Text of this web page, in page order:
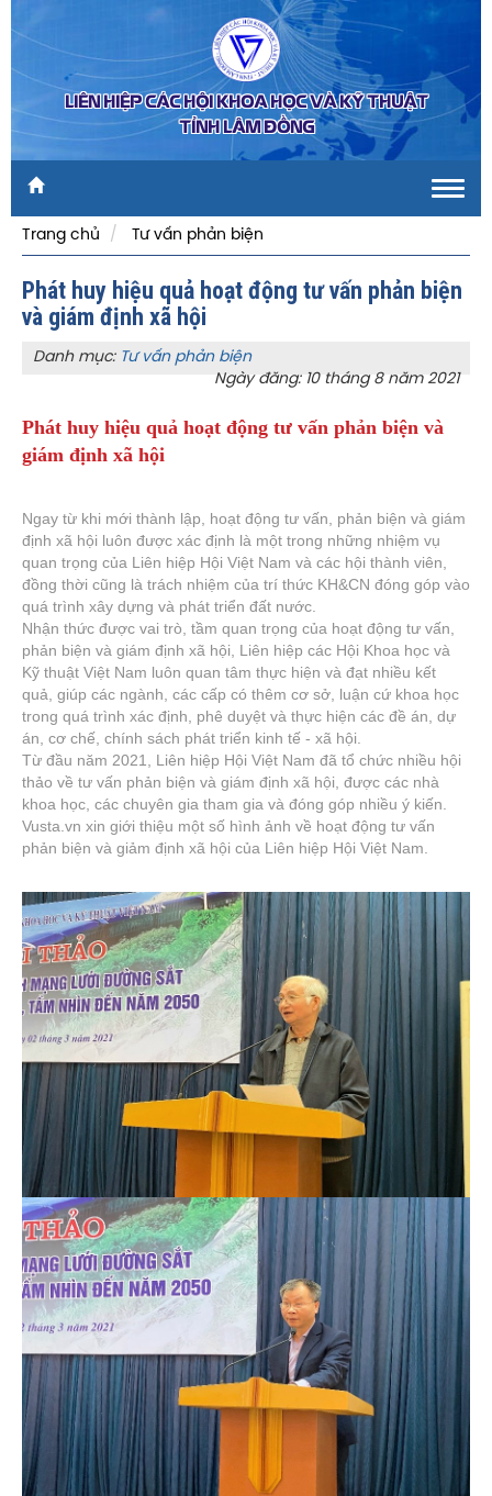
LIÊN HIỆP CÁC HỘI KHOA HỌC VÀ KỸ THUẬT
TỈNH LÂM ĐỒNG
Trang chủ
Tư vấn phản biện
Phát huy hiệu quả hoạt động tư vấn phản biện
và giám định xã hội
Danh mục: Tư vấn phản biện
Ngày đăng: 10 tháng 8 năm 2021
Phát huy hiệu quả hoạt động tư vấn phản biện và
giám định xã hội
Ngay từ khi mới thành lập, hoạt động tư vấn, phản biện và giám
định xã hội luôn được xác định là một trong những nhiệm vụ
quan trọng của Liên hiệp Hội Việt Nam và các hội thành viên,
đồng thời cũng là trách nhiệm của trí thức KH&CN đóng góp vào
quá trình xây dựng và phát triển đất nước.
Nhận thức được vai trò, tầm quan trọng của hoạt động tư vấn,
phản biện và giám định xã hội, Liên hiệp các Hội Khoa học và
Kỹ thuật Việt Nam luôn quan tâm thực hiện và đạt nhiều kết
quả, giúp các ngành, các cấp có thêm cơ sở, luận cứ khoa học
trong quá trình xác định, phê duyệt và thực hiện các đề án, dự
án, cơ chế, chính sách phát triển kinh tế - xã hội.
Từ đầu năm 2021, Liên hiệp Hội Việt Nam đã tổ chức nhiều hội
thảo về tư vấn phản biện và giám định xã hội, được các nhà
khoa học, các chuyên gia tham gia và đóng góp nhiều ý kiến.
Vusta.vn xin giới thiệu một số hình ảnh về hoạt động tư vấn
phản biện và giảm định xã hội của Liên hiệp Hội Việt Nam.